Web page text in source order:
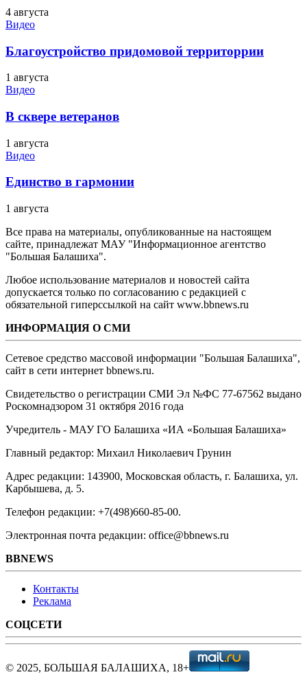
4 августа
Видео
Благоустройство придомовой территоррии
1 августа
Видео
В сквере ветеранов
1 августа
Видео
Единство в гармонии
1 августа
Все права на материалы, опубликованные на настоящем
сайте, принадлежат МАУ "Информационное агентство
"Большая Балашиха".
Любое использование материалов и новостей сайта
допускается только по согласованию с редакцией с
обязательной гиперссылкой на сайт www.bbnews.ru
ИНФОРМАЦИЯ О СМИ
Сетевое средство массовой информации "Большая Балашиха",
сайт в сети интернет bbnews.ru.
Свидетельство о регистрации СМИ Эл №ФС ‎77-67562 выдано
Роскомнадзором 31 октября 2016 года
Учредитель - МАУ ГО Балашиха «ИА «Большая Балашиха»
Главный редактор: Михаил Николаевич Грунин
Адрес редакции: 143900, Московская область, г. Балашиха, ул.
Карбышева, д. 5.
Телефон редакции: +7(498)660-85-00.
Электронная почта редакции: office@bbnews.ru
BBNEWS
Контакты
Реклама
СОЦСЕТИ
© 2025, БОЛЬШАЯ БАЛАШИХА, 18+